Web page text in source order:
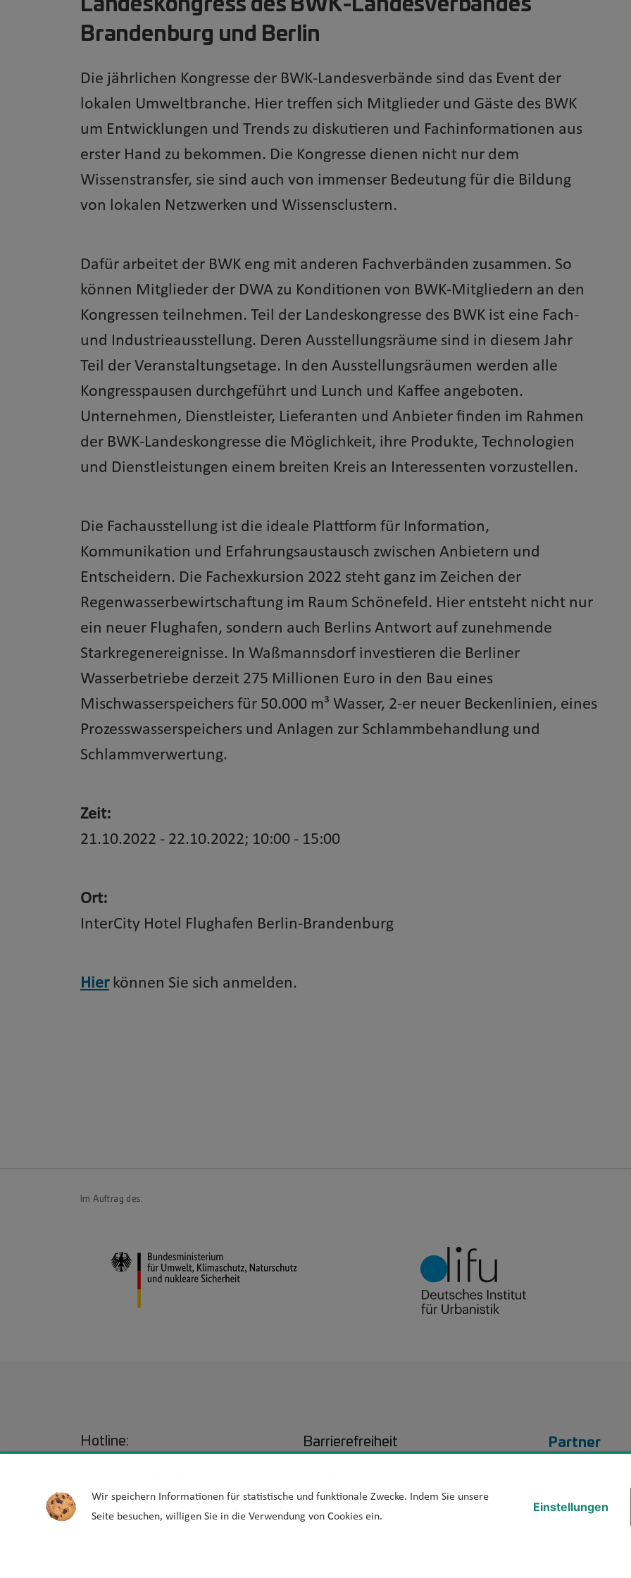
Brandenburg und Berlin
Die jährlichen Kongresse der BWK-Landesverbände sind das Event der
lokalen Umweltbranche. Hier treffen sich Mitglieder und Gäste des BWK
um Entwicklungen und Trends zu diskutieren und Fachinformationen aus
erster Hand zu bekommen. Die Kongresse dienen nicht nur dem
Wissenstransfer, sie sind auch von immenser Bedeutung für die Bildung
von lokalen Netzwerken und Wissensclustern.
Dafür arbeitet der BWK eng mit anderen Fachverbänden zusammen. So
können Mitglieder der DWA zu Konditionen von BWK-Mitgliedern an den
Kongressen teilnehmen. Teil der Landeskongresse des BWK ist eine Fach-
und Industrieausstellung. Deren Ausstellungsräume sind in diesem Jahr
Teil der Veranstaltungsetage. In den Ausstellungsräumen werden alle
Kongresspausen durchgeführt und Lunch und Kaffee angeboten.
Unternehmen, Dienstleister, Lieferanten und Anbieter finden im Rahmen
der BWK-Landeskongresse die Möglichkeit, ihre Produkte, Technologien
und Dienstleistungen einem breiten Kreis an Interessenten vorzustellen.
Die Fachausstellung ist die ideale Plattform für Information,
Kommunikation und Erfahrungsaustausch zwischen Anbietern und
Entscheidern. Die Fachexkursion 2022 steht ganz im Zeichen der
Regenwasserbewirtschaftung im Raum Schönefeld. Hier entsteht nicht nur
ein neuer Flughafen, sondern auch Berlins Antwort auf zunehmende
Starkregenereignisse. In Waßmannsdorf investieren die Berliner
Wasserbetriebe derzeit 275 Millionen Euro in den Bau eines
Mischwasserspeichers für 50.000 m³ Wasser, 2-er neuer Beckenlinien, eines
Prozesswasserspeichers und Anlagen zur Schlammbehandlung und
Schlammverwertung.
Zeit:
21.10.2022 - 22.10.2022; 10:00 - 15:00
Ort:
InterCity Hotel Flughafen Berlin-Brandenburg
Hierkönnen Sie sich anmelden.
Im Auftrag des:
Hotline:
Mo - Fr von 10 - 15 Uhr
Barrierefreiheit
Erklärung Barrierefreiheit
Footer
Partner
Über uns
Wir speichern Informationen für statistische und funktionale Zwecke. Indem Sie unsere
Seite besuchen, willigen Sie in die Verwendung von Cookies ein.
Einstellungen